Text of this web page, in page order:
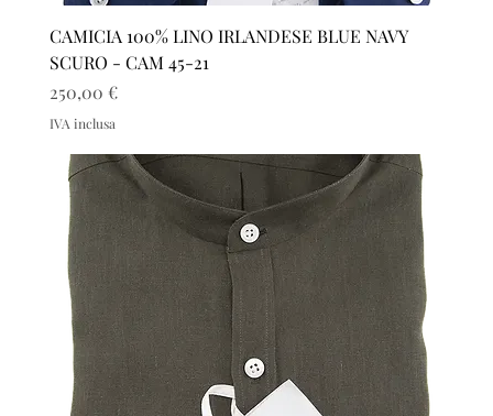
CAMICIA 100% LINO IRLANDESE BLUE NAVY
SCURO - CAM 45-21
Prezzo
250,00 €
IVA inclusa